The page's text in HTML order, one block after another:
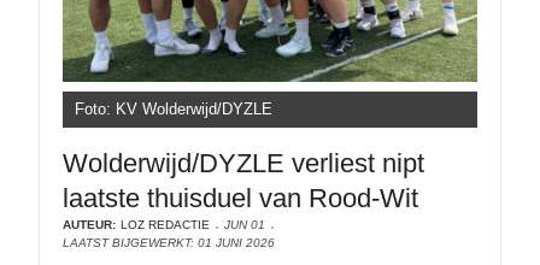
Foto: KV Wolderwijd/DYZLE
Wolderwijd/DYZLE verliest nipt
laatste thuisduel van Rood-Wit
AUTEUR: LOZ REDACTIE
JUN 01
LAATST BIJGEWERKT: 01 JUNI 2026